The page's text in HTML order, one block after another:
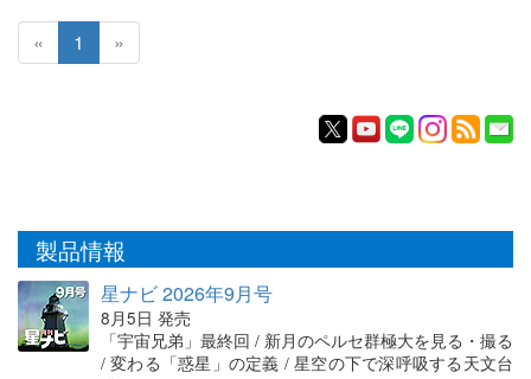
« 1 »
製品情報
星ナビ 2026年9月号
8月5日 発売
「宇宙兄弟」最終回 / 新月のペルセ群極大を見る・撮る
/ 変わる「惑星」の定義 / 星空の下で深呼吸する天文台